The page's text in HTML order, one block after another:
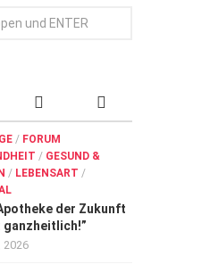
/ FORUM
/ GESUND &
/ LEBENSART /
der Zukunft
ganzheitlich!”
2026